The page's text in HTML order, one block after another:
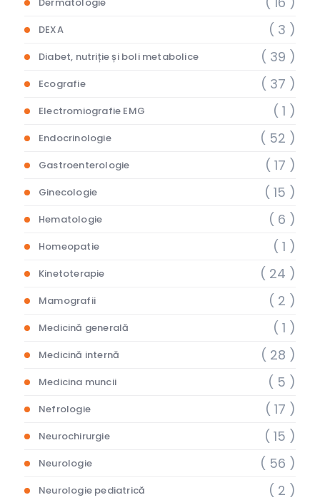
Dermatologie
DEXA ( 3 )
Diabet, nutriție și boli metabolice ( 39 )
Ecografie ( 37 )
Electromiografie EMG ( 1 )
Endocrinologie ( 52 )
Gastroenterologie ( 17 )
Ginecologie ( 15 )
Hematologie ( 6 )
Homeopatie ( 1 )
Kinetoterapie ( 24 )
Mamografii ( 2 )
Medicină generală ( 1 )
Medicină internă ( 28 )
Medicina muncii ( 5 )
Nefrologie ( 17 )
Neurochirurgie ( 15 )
Neurologie ( 56 )
Neurologie pediatrică ( 2 )